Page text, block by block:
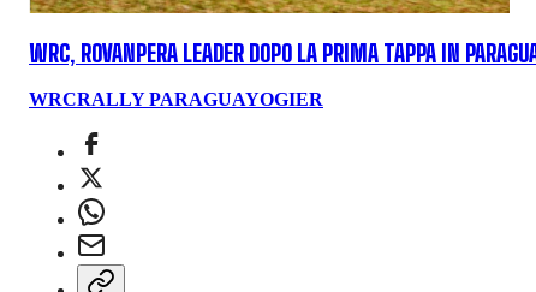
WRC, ROVANPERA LEADER DOPO LA PRIMA TAPPA IN
WRCRALLY PARAGUAYOGIER